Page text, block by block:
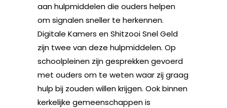
aan hulpmiddelen die ouders helpen
om signalen sneller te herkennen.
Digitale Kamers en Shitzooi Snel Geld
zijn twee van deze hulpmiddelen. Op
schoolpleinen zijn gesprekken gevoerd
met ouders om te weten waar zij graag
hulp bij zouden willen krijgen. Ook binnen
kerkelijke gemeenschappen is